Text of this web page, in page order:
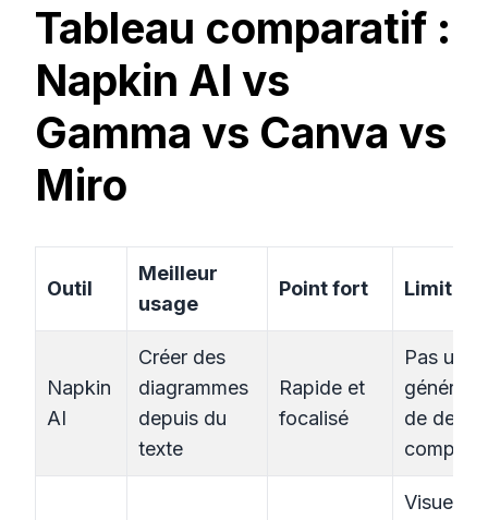
Tableau comparatif :
Napkin AI vs
Gamma vs Canva vs
Miro
Outil
Meilleur
usage
Point fort Limite
Napkin
AI
Créer des
diagrammes
depuis du
texte
Rapide et
focalisé
Pas un
de deck
complet
Visuels